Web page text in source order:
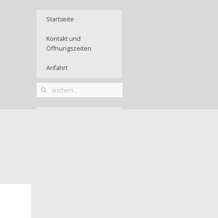
Startseite
Kontakt und
Öffnungszeiten
Anfahrt